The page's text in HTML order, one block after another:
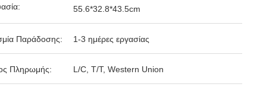
55.6*32.8*43.5cm
Παράδοσης: 1-3 ημέρες εργασίας
Πληρωμής: L/C, T/T, Western Union